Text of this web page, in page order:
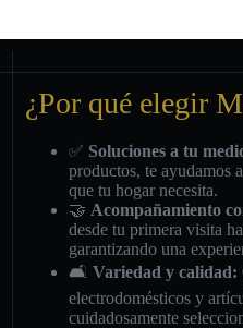
¿Por qué elegir
✅ Soluciones a tu
productos, te ayudamos
que tu hogar necesita.
🤝 Acompañamiento
desde tu primera visita
garantizando una
🛋️ Variedad y calidad:
electrodomésticos y
cuidadosamente